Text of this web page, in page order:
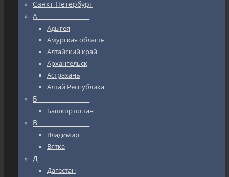
Санкт-Петербург
А_________________
Адыгея
Амурская область
Алтайский край
Архангельск
Астрахань
Алтай Республика
Б_________________
Башкортостан
В_________________
Владимир
Вятка
Д_________________
Дагестан